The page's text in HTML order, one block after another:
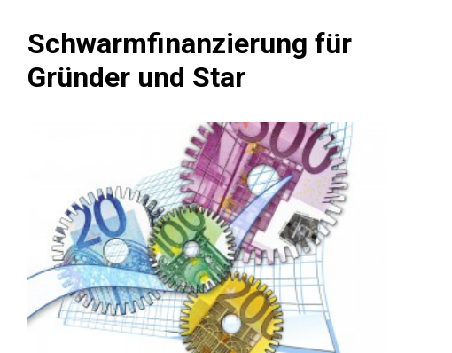
Schwarmfinanzierung für
Gründer und Star